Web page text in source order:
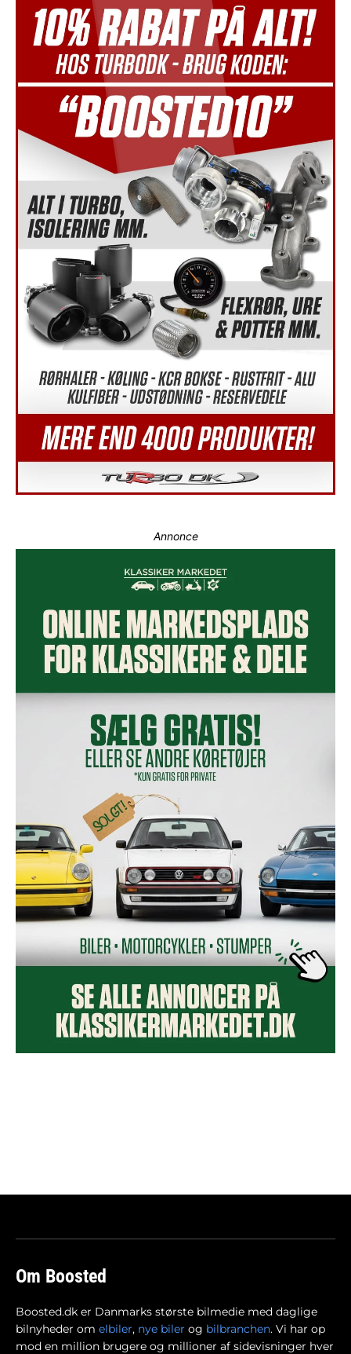
Annonce
Om Boosted
Boosted.dk er Danmarks største bilmedie med daglige
bilnyheder om elbiler, nye biler og bilbranchen. Vi har op
mod en million brugere og millioner af sidevisninger hver